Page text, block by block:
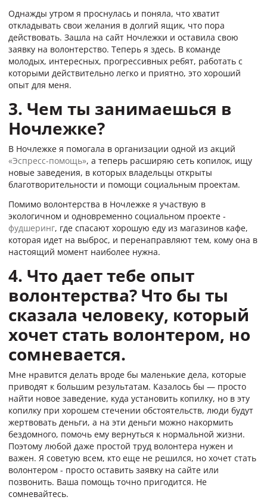
Однажды утром я проснулась и поняла, что хватит
откладывать свои желания в долгий ящик, что пора
действовать. Зашла на сайт Ночлежки и оставила свою
заявку на волонтерство. Теперь я здесь. В команде
молодых, интересных, прогрессивных ребят, работать с
которыми действительно легко и приятно, это хороший
опыт для меня.
3. Чем ты занимаешься в
Ночлежке?
В Ночлежке я помогала в организации одной из акций
«Эспресс-помощь», а теперь расширяю сеть копилок, ищу
новые заведения, в которых владельцы открыты
благотворительности и помощи социальным проектам.
Помимо волонтерства в Ночлежке я участвую в
экологичном и одновременно социальном проекте -
фудшеринг, где спасают хорошую еду из магазинов кафе,
которая идет на выброс, и перенаправляют тем, кому она в
настоящий момент наиболее нужна.
4. Что дает тебе опыт
волонтерства? Что бы ты
сказала человеку, который
хочет стать волонтером, но
сомневается.
Мне нравится делать вроде бы маленькие дела, которые
приводят к большим результатам. Казалось бы — просто
найти новое заведение, куда установить копилку, но в эту
копилку при хорошем стечении обстоятельств, люди будут
жертвовать деньги, а на эти деньги можно накормить
бездомного, помочь ему вернуться к нормальной жизни.
Поэтому любой даже простой труд волонтера нужен и
важен. Я советую всем, кто еще не решился, но хочет стать
волонтером - просто оставить заявку на сайте или
позвонить. Ваша помощь точно пригодится. Не
сомневайтесь.